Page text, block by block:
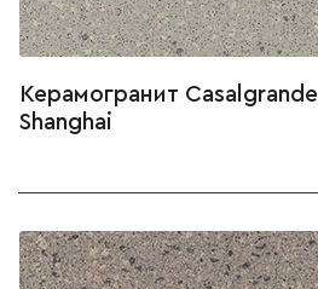
Керамогранит
Shanghai